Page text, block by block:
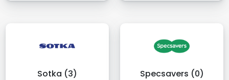
Sotka (3) Specsavers (0)